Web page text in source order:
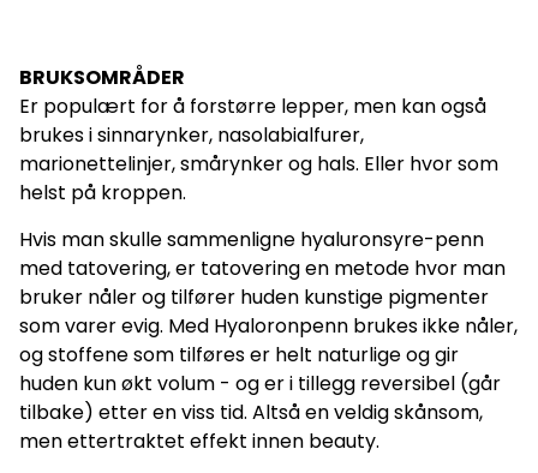
BRUKSOMRÅDER
Er populært for å forstørre lepper, men kan også
brukes i sinnarynker, nasolabialfurer,
marionettelinjer, smårynker og hals. Eller hvor som
helst på kroppen.
Hvis man skulle sammenligne hyaluronsyre-penn
med tatovering, er tatovering en metode hvor man
bruker nåler og tilfører huden kunstige pigmenter
som varer evig. Med Hyaloronpenn brukes ikke nåler,
og stoffene som tilføres er helt naturlige og gir
huden kun økt volum - og er i tillegg reversibel (går
tilbake) etter en viss tid. Altså en veldig skånsom,
men ettertraktet effekt innen beauty.